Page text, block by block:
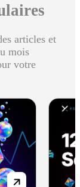
articles et
mois
votre